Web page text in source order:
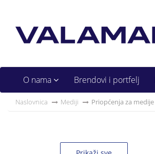
O nama Brendovi i portfelj
Naslovnica Mediji Priopćenja za medije